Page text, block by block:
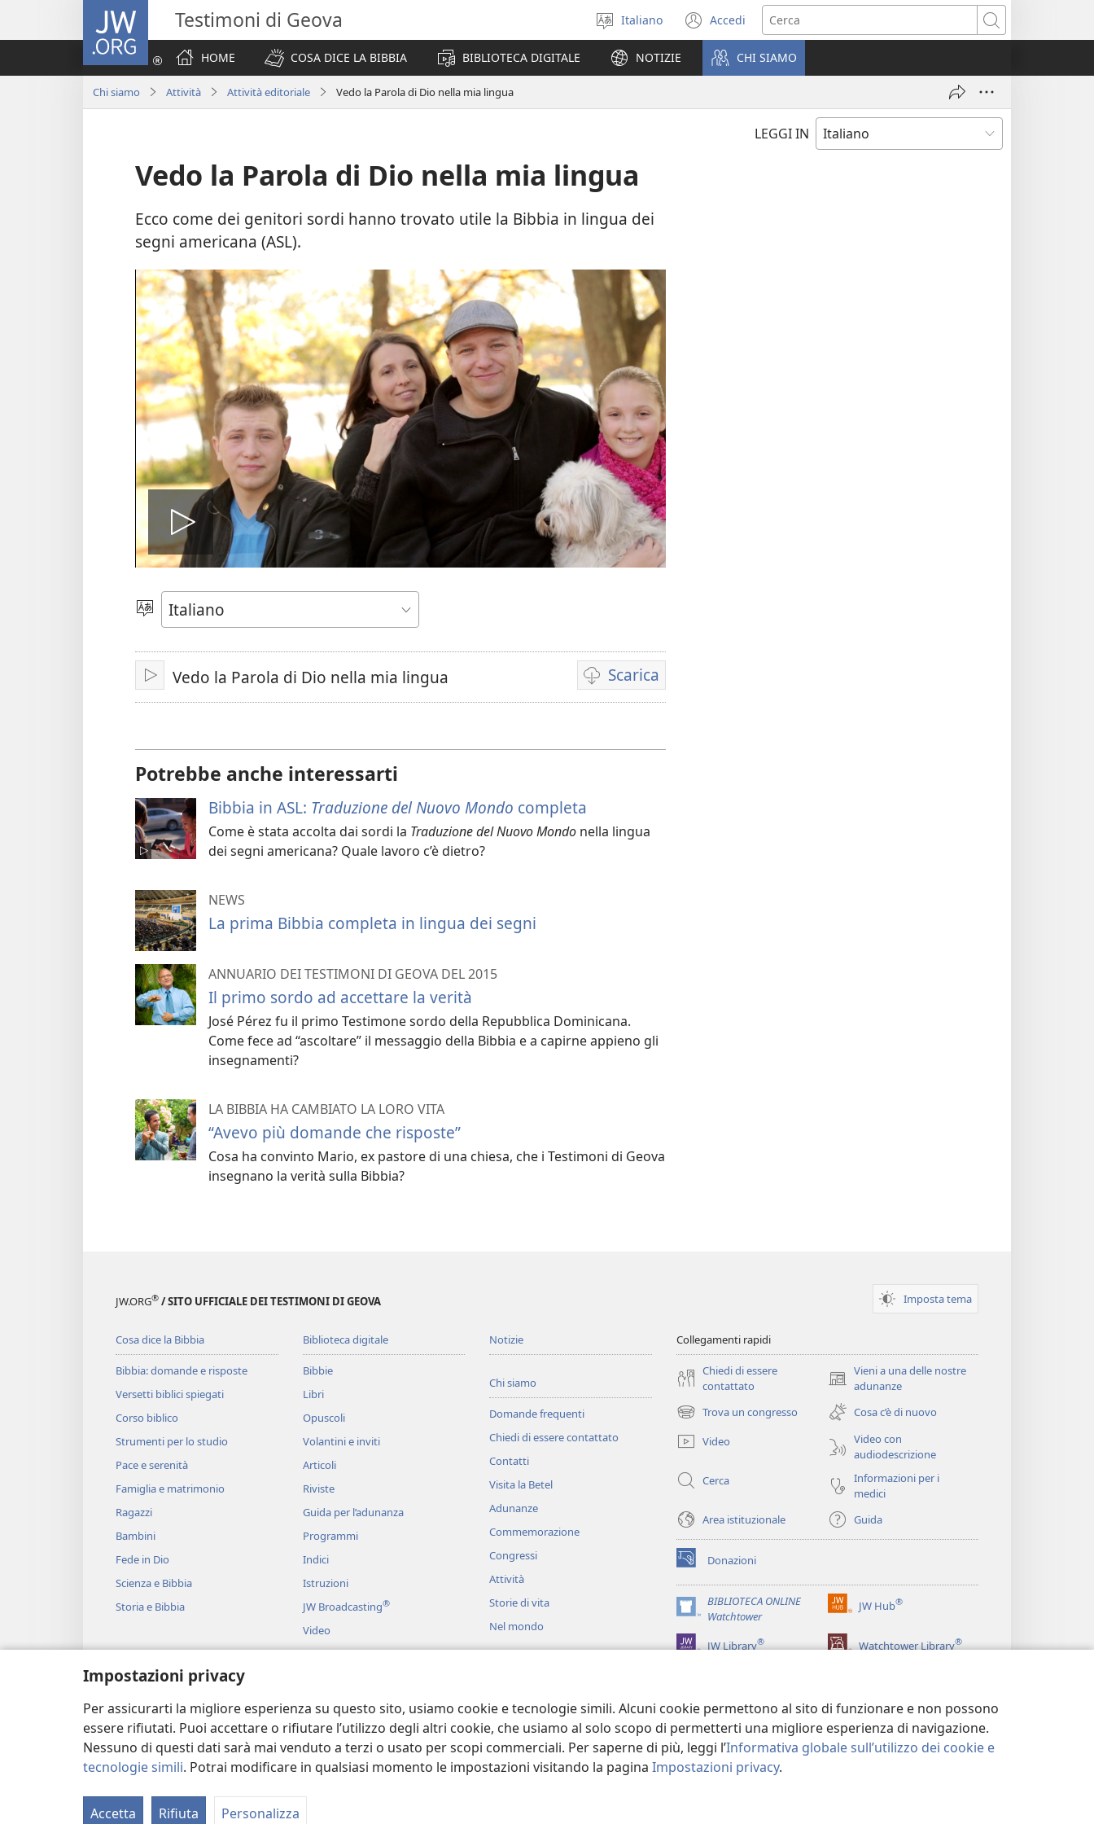
Impostazioni privacy
Per assicurarti la migliore esperienza su questo sito, usiamo cookie e tecnologie simili. Alcuni cookie permettono al sito di funzionare e non possono
essere rifiutati. Puoi accettare o rifiutare l’utilizzo degli altri cookie, che usiamo al solo scopo di permetterti una migliore esperienza di navigazione.
Nessuno di questi dati sarà mai venduto a terzi o usato per scopi commerciali. Per saperne di più, leggi l’Informativa globale sull’utilizzo dei cookie e
tecnologie simili. Potrai modificare in qualsiasi momento le impostazioni visitando la pagina Impostazioni privacy.
Accetta Rifiuta Personalizza
JW.ORG Testimoni di Geova
Seleziona
la
lingua
Italiano Accedi
(apre
una
nuova
finestra)
Cerca
HOME
COSA DICE LA BIBBIA BIBLIOTECA DIGITALE NOTIZIE CHI SIAMO
Chi siamo Attività Attività editoriale Vedo la Parola di Dio nella mia lingua
LEGGI IN
Vedo la Parola di Dio nella mia lingua
Ecco come dei genitori sordi hanno trovato utile la Bibbia in lingua dei
segni americana (ASL).
Play
Scegli
lingua
PlayVedo la Parola di Dio nella mia lingua Scarica
Opzioni
per
download
video
Potrebbe anche interessarti
Bibbia in ASL: Traduzione del Nuovo Mondo completa
Come è stata accolta dai sordi la Traduzione del Nuovo Mondo nella lingua
dei segni americana? Quale lavoro c’è dietro?
NEWS
La prima Bibbia completa in lingua dei segni
ANNUARIO DEI TESTIMONI DI GEOVA DEL 2015
Il primo sordo ad accettare la verità
José Pérez fu il primo Testimone sordo della Repubblica Dominicana.
Come fece ad “ascoltare” il messaggio della Bibbia e a capirne appieno gli
insegnamenti?
LA BIBBIA HA CAMBIATO LA LORO VITA
“Avevo più domande che risposte”
Cosa ha convinto Mario, ex pastore di una chiesa, che i Testimoni di Geova
insegnano la verità sulla Bibbia?
JW.ORG® / SITO UFFICIALE DEI TESTIMONI DI GEOVA Imposta tema
Cosa dice la Bibbia
Bibbia: domande e risposte
Versetti biblici spiegati
Corso biblico
Strumenti per lo studio
Pace e serenità
Famiglia e matrimonio
Ragazzi
Bambini
Fede in Dio
Scienza e Bibbia
Storia e Bibbia
Biblioteca digitale
Bibbie
Libri
Opuscoli
Volantini e inviti
Articoli
Riviste
Guida per l’adunanza
Programmi
Indici
Istruzioni
JW Broadcasting®
Video
Musica
Brani biblici recitati
Notizie
Chi siamo
Domande frequenti
Chiedi di essere contattato
Contatti
Visita la Betel
Adunanze
Commemorazione
Congressi
Attività
Storie di vita
Nel mondo
Collegamenti rapidi
Chiedi di essere
contattato
Vieni a una delle nostre
adunanze
(apre
una
nuova
finestra)
Trova un congresso
(apre
una
nuova
Cosa c’è di nuovo
Video
Video con
audiodescrizione
Cerca
Informazioni per i
medici
Area istituzionale
Guida
Donazioni
(apre
una
nuova
finestra)
BIBLIOTECA ONLINE
Watchtower
(apre
una
nuova
JW Hub®
(apre
nuova
JW Library® Watchtower Library®
Copyright© 2026 Watch Tower Bible and Tract Society of Pennsylvania. CONDIZIONI D’USO| INFORMATIVA SULLA PRIVACY